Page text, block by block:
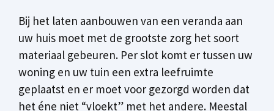
Bij het laten aanbouwen van een veranda aan
uw huis moet met de grootste zorg het soort
materiaal gebeuren. Per slot komt er tussen uw
woning en uw tuin een extra leefruimte
geplaatst en er moet voor gezorgd worden dat
het éne niet “vloekt” met het andere. Meestal